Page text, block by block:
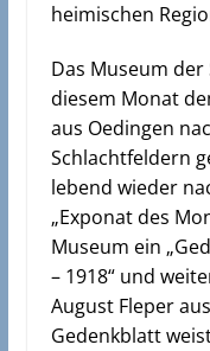
heimischen
Das Museum
diesem Monat
aus Oedingen
Schlachtfeldern
lebend wieder
„Exponat des
Museum ein
– 1918“ und
August Fleper
Gedenkblatt